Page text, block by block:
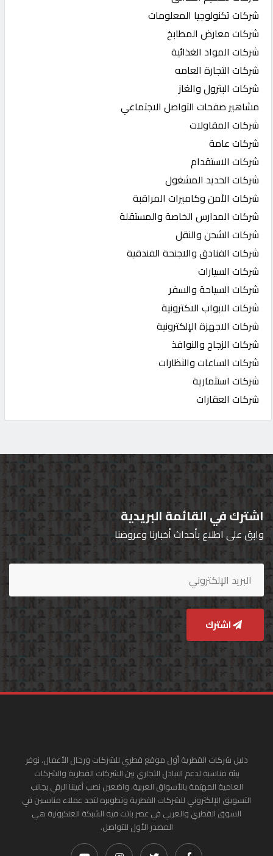
شركات تكنولوجيا المعلومات
شركات معارض المطابخ
شركات المواد الغذائية
شركات التجارة العامه
شركات البترول والغاز
مشاهير صفحات التواصل الاجتماعي
شركات المقاولات
شركات عامة
شركات الاستقدام
شركات الحديد المشغول
شركات الأمن وكاميرات المراقبة
شركات المدارس الخاصة والمستقلة
شركات الشحن والنقل
شركات الفنادق والاجنحة الفندقية
شركات السيارات
شركات السياحة والسفر
شركات الابواب الاكترونية
شركات الاجهزة الإلكترونية
شركات الزجاج والنوافذ
شركات الساعات والنظارات
شركات استثمارية
شركات العقارات
اشترك في القائمة البريدية
وابق على اطلاع بأحداث أخبارنا وعروضنا
اشترك
دليل شركات القطرية أول موقع قطري للشركات ورجال الأعمال. نوفر
بيئة مناسبة لدعم التبادل التجاري بين الشركات القطرية والشركات
العامية المهتمة بالأسواق العربية. واضعين نصب أعيننا الرقي بجانب
التسويق الإلكتروني للشركات القطرية وتطويره لتجد عملاء مناسبين في
السوق القطري والعربي في عصر باتت فيه الشبكة العنكبونية هي
المصدر الأول للتواصل.